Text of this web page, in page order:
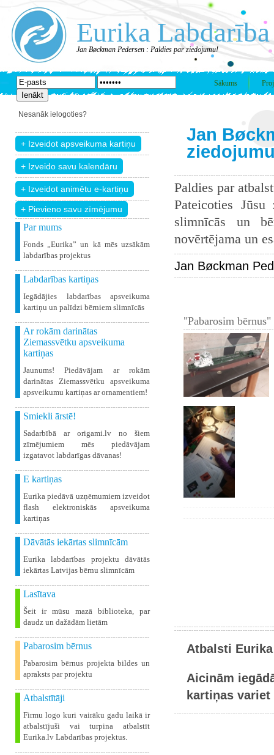
Eurika Labdarība
Jan Bøckman Pedersen : Paldies par ziedojumu!
Sākums
Nesanāk ielogoties?
+ Pievieno savu zīmējumu
Par mums
Fonds „Eurika” un kā mēs uzsākām
labdarības projektus
Labdarības kartiņas
Iegādājies labdarības apsveikuma
kartiņu un palīdzi bērniem slimnīcās
Ar rokām darinātas
Ziemassvētku apsveikuma
kartiņas
Jaunums! Piedāvājam ar rokām
darinātas Ziemassvētku apsveikuma
apsveikumu kartiņas ar ornamentiem!
Smiekli ārstē!
Sadarbībā ar origami.lv no šiem
zīmējumiem mēs piedāvājam
izgatavot labdarīgas dāvanas!
E kartiņas
Eurika piedāvā uzņēmumiem izveidot
flash elektroniskās apsveikuma
kartiņas
Dāvātās iekārtas slimnīcām
Eurika labdarības projektu dāvātās
iekārtas Latvijas bērnu slimnīcām
Lasītava
Šeit ir mūsu mazā biblioteka, par
daudz un dažādām lietām
Pabarosim bērnus
Pabarosim bērnus projekta bildes un
apraksts par projektu
Atbalstītāji
Firmu logo kuri vairāku gadu laikā ir
atbalstījuši vai turpina atbalstīt
Eurika.lv Labdarības projektus.
Jan
Paldies par
Pateicoties
slimnīcās un
novērtējama un
Jan Bøckman
"Pabarosim
Atbalsti
Aicinām
kartiņas variet